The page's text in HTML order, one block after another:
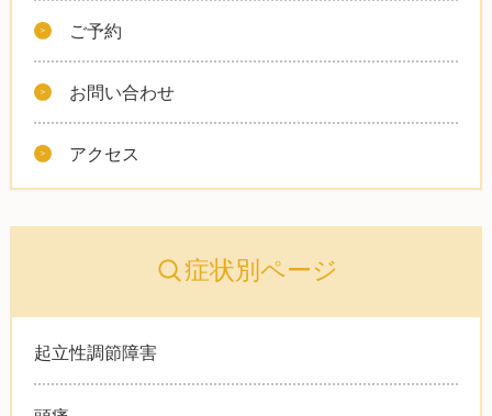
ご予約
お問い合わせ
アクセス
症状別ページ
起立性調節障害